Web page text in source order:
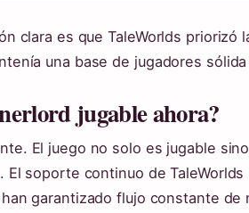
clara es que TaleWorlds
una base de jugadores
jugable ahora?
El juego no solo es jugable
El soporte continuo de
garantizado flujo constante